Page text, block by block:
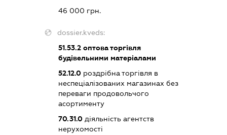
46 000 грн.
dossier.kveds:
51.53.2оптова торгівля
будівельними матеріалами
52.12.0роздрібна торгівля в
неспеціалізованих магазинах без
переваги продовольчого
асортименту
70.31.0діяльність агентств
нерухомості